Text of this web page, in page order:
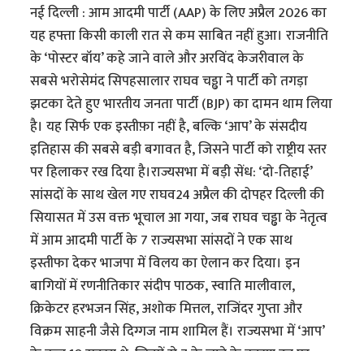
नई दिल्ली : आम आदमी पार्टी (AAP) के लिए अप्रैल 2026 का
यह हफ्ता किसी काली रात से कम साबित नहीं हुआ। राजनीति
के ‘पोस्टर बॉय’ कहे जाने वाले और अरविंद केजरीवाल के
सबसे भरोसेमंद सिपहसालार राघव चड्ढा ने पार्टी को तगड़ा
झटका देते हुए भारतीय जनता पार्टी (BJP) का दामन थाम लिया
है। यह सिर्फ एक इस्तीफ़ा नहीं है, बल्कि ‘आप’ के संसदीय
इतिहास की सबसे बड़ी बगावत है, जिसने पार्टी को राष्ट्रीय स्तर
पर हिलाकर रख दिया है।राज्यसभा में बड़ी सेंध: ‘दो-तिहाई’
सांसदों के साथ खेल गए राघव24 अप्रैल की दोपहर दिल्ली की
सियासत में उस वक्त भूचाल आ गया, जब राघव चड्ढा के नेतृत्व
में आम आदमी पार्टी के 7 राज्यसभा सांसदों ने एक साथ
इस्तीफा देकर भाजपा में विलय का ऐलान कर दिया। इन
बागियों में रणनीतिकार संदीप पाठक, स्वाति मालीवाल,
क्रिकेटर हरभजन सिंह, अशोक मित्तल, राजिंदर गुप्ता और
विक्रम साहनी जैसे दिग्गज नाम शामिल हैं। राज्यसभा में ‘आप’